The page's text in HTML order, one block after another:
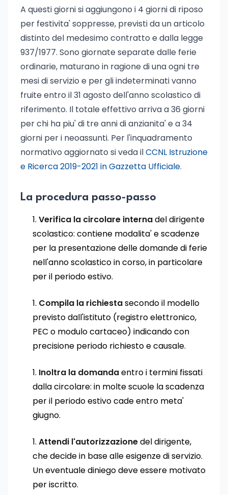
A questi giorni si aggiungono i 4 giorni di riposo
per festivita' soppresse, previsti da un articolo
distinto del medesimo contratto e dalla legge
937/1977. Sono giornate separate dalle ferie
ordinarie, maturano in ragione di una ogni tre
mesi di servizio e per gli indeterminati vanno
fruite entro il 31 agosto dell'anno scolastico di
riferimento. Il totale effettivo arriva a 36 giorni
per chi ha piu' di tre anni di anzianita' e a 34
giorni per i neoassunti. Per l'inquadramento
normativo aggiornato si veda ilCCNL Istruzione
e Ricerca 2019-2021 in Gazzetta Ufficiale.
La procedura passo-passo
Verifica la circolare internadel dirigente
scolastico: contiene modalita' e scadenze
per la presentazione delle domande di ferie
nell'anno scolastico in corso, in particolare
per il periodo estivo.
Compila la richiestasecondo il modello
previsto dall'istituto (registro elettronico,
PEC o modulo cartaceo) indicando con
precisione periodo richiesto e causale.
Inoltra la domandaentro i termini fissati
dalla circolare: in molte scuole la scadenza
per il periodo estivo cade entro meta'
giugno.
Attendi l'autorizzazionedel dirigente,
che decide in base alle esigenze di servizio.
Un eventuale diniego deve essere motivato
per iscritto.